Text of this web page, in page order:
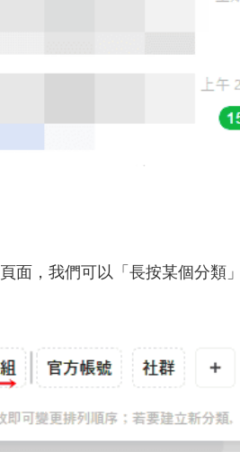
，我們可以「長按某個分類